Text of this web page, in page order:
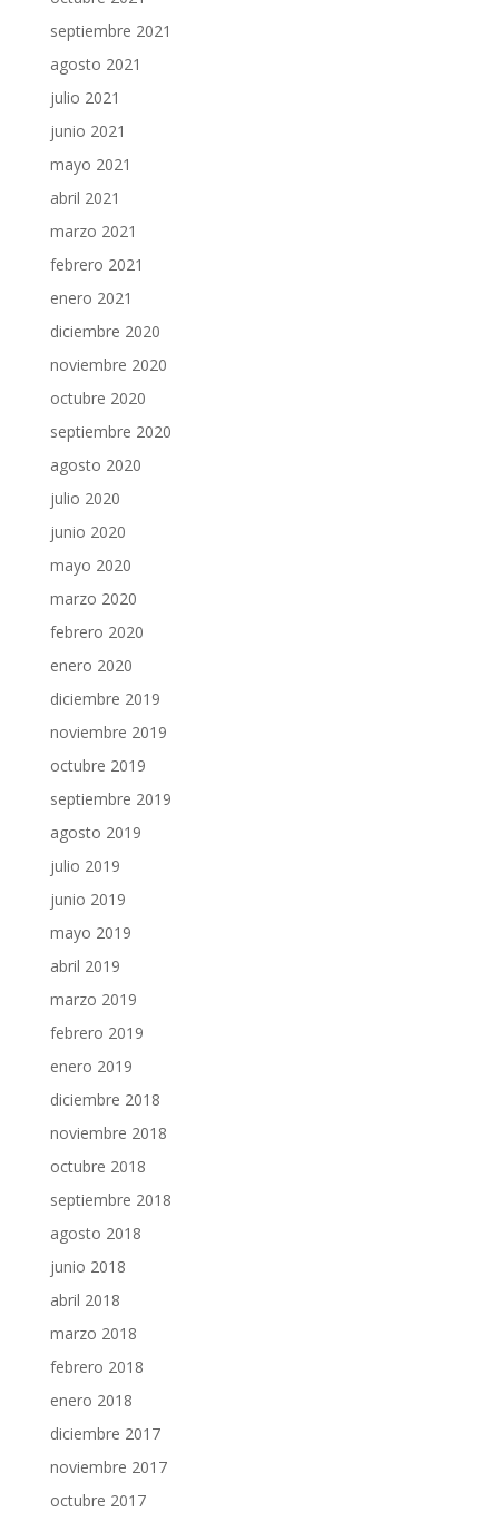
septiembre 2021
agosto 2021
julio 2021
junio 2021
mayo 2021
abril 2021
marzo 2021
febrero 2021
enero 2021
diciembre 2020
noviembre 2020
octubre 2020
septiembre 2020
agosto 2020
julio 2020
junio 2020
mayo 2020
marzo 2020
febrero 2020
enero 2020
diciembre 2019
noviembre 2019
octubre 2019
septiembre 2019
agosto 2019
julio 2019
junio 2019
mayo 2019
abril 2019
marzo 2019
febrero 2019
enero 2019
diciembre 2018
noviembre 2018
octubre 2018
septiembre 2018
agosto 2018
junio 2018
abril 2018
marzo 2018
febrero 2018
enero 2018
diciembre 2017
noviembre 2017
octubre 2017